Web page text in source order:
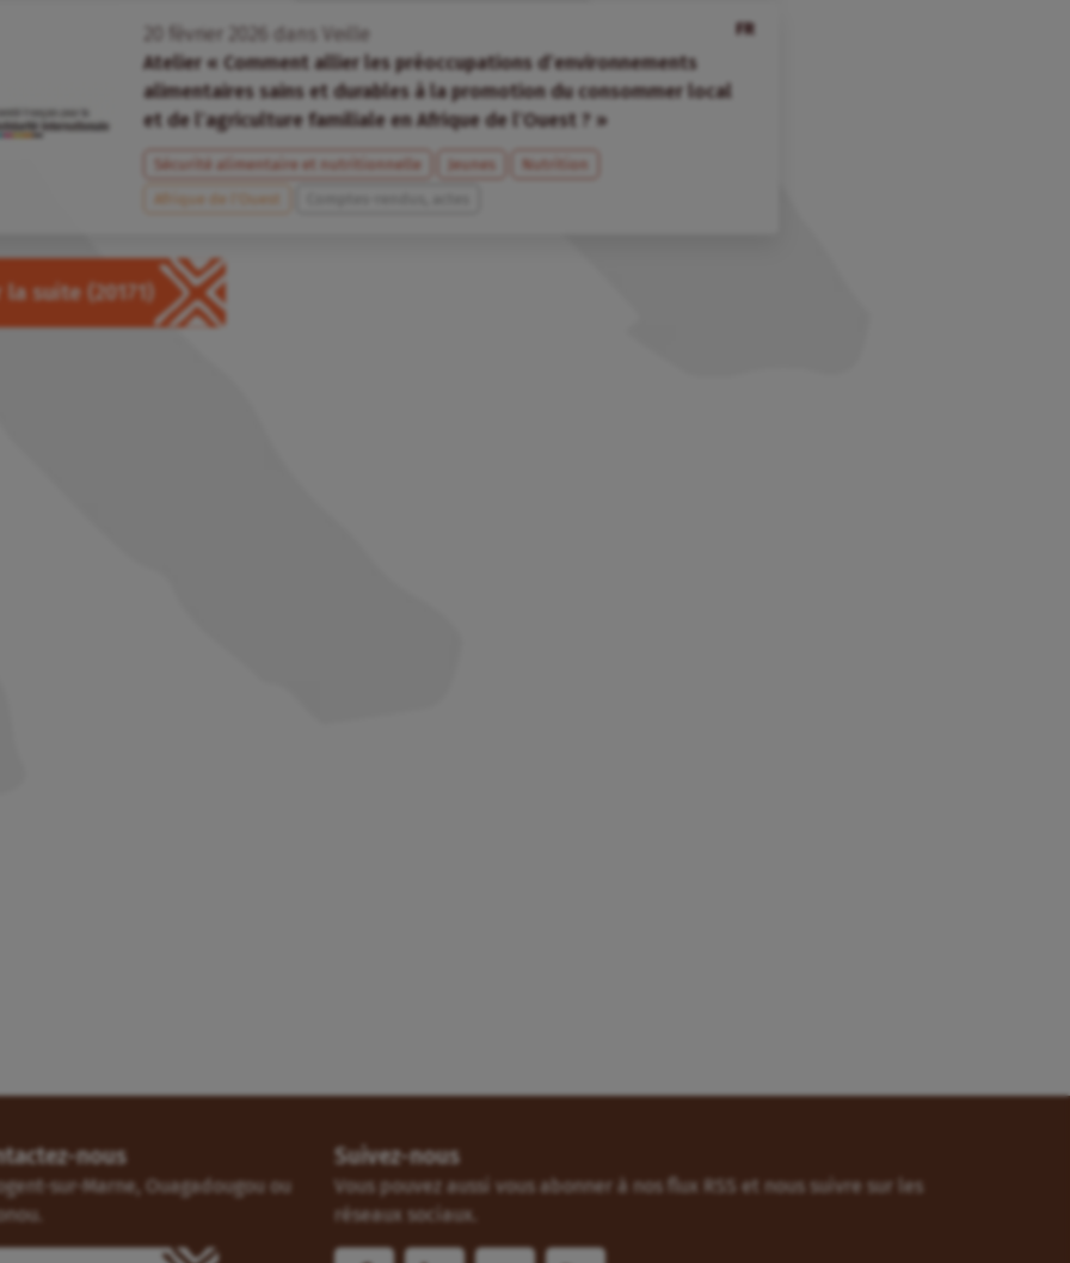
FR
février dans
Veille
Atelier « Comment allier les préoccupations d’environnements
alimentaires sains et durables à la promotion du consommer local
et de l’agriculture familiale en Afrique de l’Ouest ? »
Sécurité alimentaire et nutritionnelle Jeunes
Nutrition
Afrique de l’Ouest
la suite (20171)
nous
sur-Marne, Ouagadougou ou
Suivez-nous
Vous pouvez aussi vous abonner à nos flux RSS et nous suivre sur les
réseaux sociaux.